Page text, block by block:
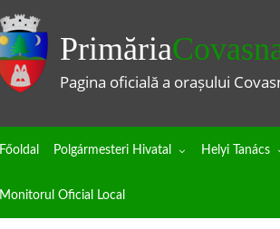
Primăria
Pagina oficială a orașului
Főoldal Polgármesteri Hivatal Helyi Tanács
Monitorul Oficial Local